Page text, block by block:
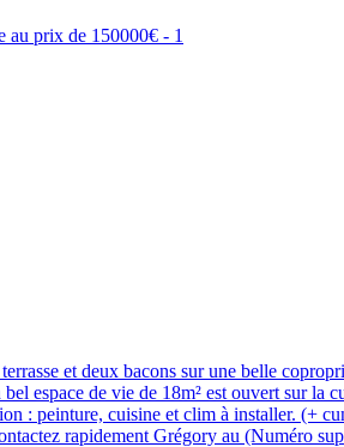
et deux bacons sur une belle
espace de vie de 18m² est ouvert sur
: peinture, cuisine et clim à installer. (+
rapidement Grégory au (Numéro